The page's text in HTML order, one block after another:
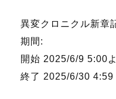
異変クロニクル新章
期間:
開始 2025/6/9 5:00
終了 2025/6/30 4:59